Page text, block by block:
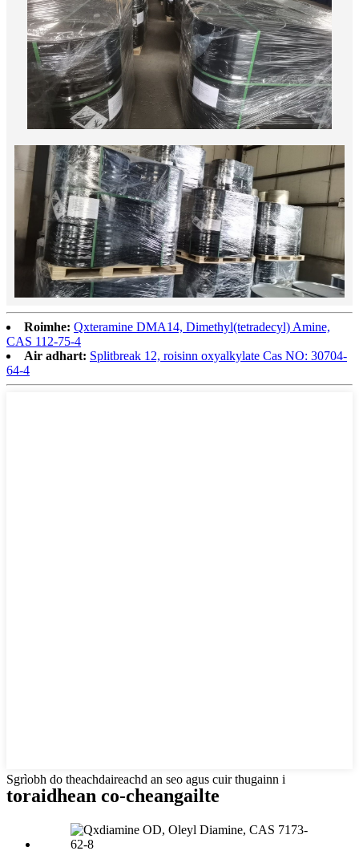
Roimhe: Qxteramine DMA14, Dimethyl(tetradecyl) Amine,
CAS 112-75-4
Air adhart: Splitbreak 12, roisinn oxyalkylate Cas NO: 30704-
64-4
Sgrìobh do theachdaireachd an seo agus cuir thugainn i
toraidhean co-cheangailte